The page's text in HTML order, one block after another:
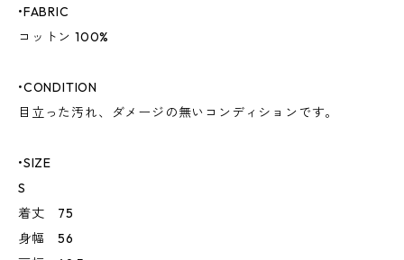
•FABRIC
コットン 100%
•CONDITION
目立った汚れ、ダメージの無いコンディションです。
•SIZE
S
着丈 75
身幅 56